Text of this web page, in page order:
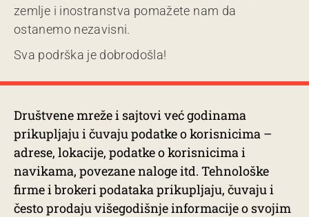
zemlje i inostranstva pomažete nam da
ostanemo nezavisni.
Sva podrška je dobrodošla!
Društvene mreže i sajtovi već godinama
prikupljaju i čuvaju podatke o korisnicima –
adrese, lokacije, podatke o korisnicima i
navikama, povezane naloge itd. Tehnološke
firme i brokeri podataka prikupljaju, čuvaju i
često prodaju višegodišnje informacije o svojim